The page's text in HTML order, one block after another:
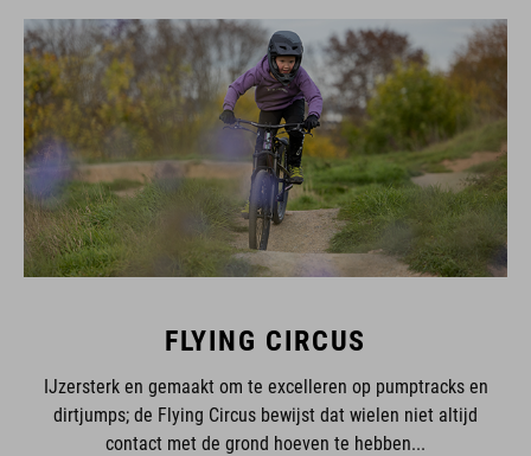
FLYING CIRCUS
IJzersterk en gemaakt om te excelleren op pumptracks en
dirtjumps; de Flying Circus bewijst dat wielen niet altijd
contact met de grond hoeven te hebben...